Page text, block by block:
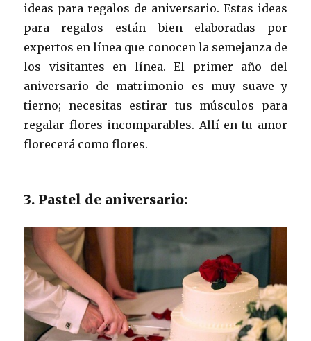
ideas para regalos de aniversario. Estas ideas
para regalos están bien elaboradas por
expertos en línea que conocen la semejanza de
los visitantes en línea. El primer año del
aniversario de matrimonio es muy suave y
tierno; necesitas estirar tus músculos para
regalar flores incomparables. Allí en tu amor
florecerá como flores.
3. Pastel de aniversario: